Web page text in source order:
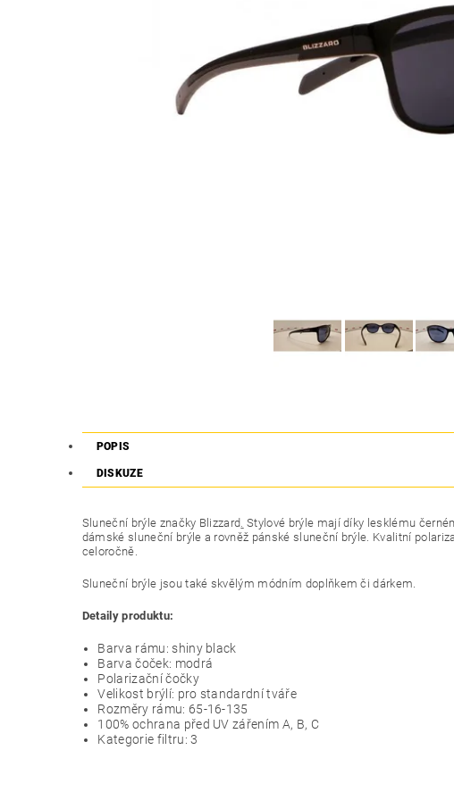
POPIS
DISKUZE
Sluneční brýle značky Blizzard Stylové brýle mají díky lesklému
dámské sluneční brýle a rovněž pánské sluneční brýle. Kvalitní
celoročně.
Sluneční brýle jsou také skvělým módním doplňkem či dárkem.
Detaily produktu:
Barva rámu: shiny black
Barva čoček: modrá
Polarizační čočky
Velikost brýlí: pro standardní tváře
Rozměry rámu: 65-16-135
100% ochrana před UV zářením A, B, C
Kategorie filtru: 3